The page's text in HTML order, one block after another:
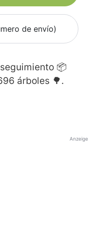
de envío)
📦
árboles 🌳.
Anzeige